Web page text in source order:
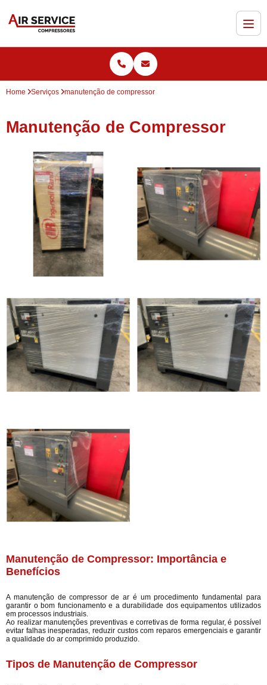
Home Serviços manutenção de compressor
Manutenção de Compressor
Manutenção de Compressor: Importância e
Benefícios
A manutenção de compressor de ar é um procedimento fundamental para
garantir o bom funcionamento e a durabilidade dos equipamentos utilizados
em processos industriais.
Ao realizar manutenções preventivas e corretivas de forma regular, é possível
evitar falhas inesperadas, reduzir custos com reparos emergenciais e garantir
a qualidade do ar comprimido produzido.
Tipos de Manutenção de Compressor